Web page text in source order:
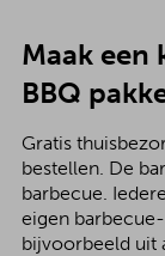
Maak een
BBQ
Gratis
bestellen. De
barbecue.
eigen
bijvoorbeeld uit